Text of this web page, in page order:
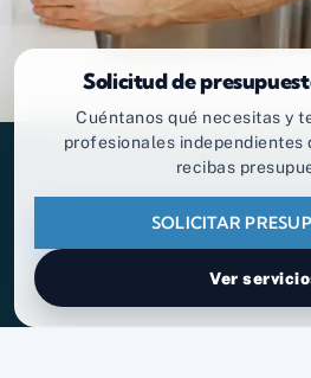
Solicitud de
Cuéntanos qué necesitas y
profesionales independientes
recibas
SOLICITAR
Ver